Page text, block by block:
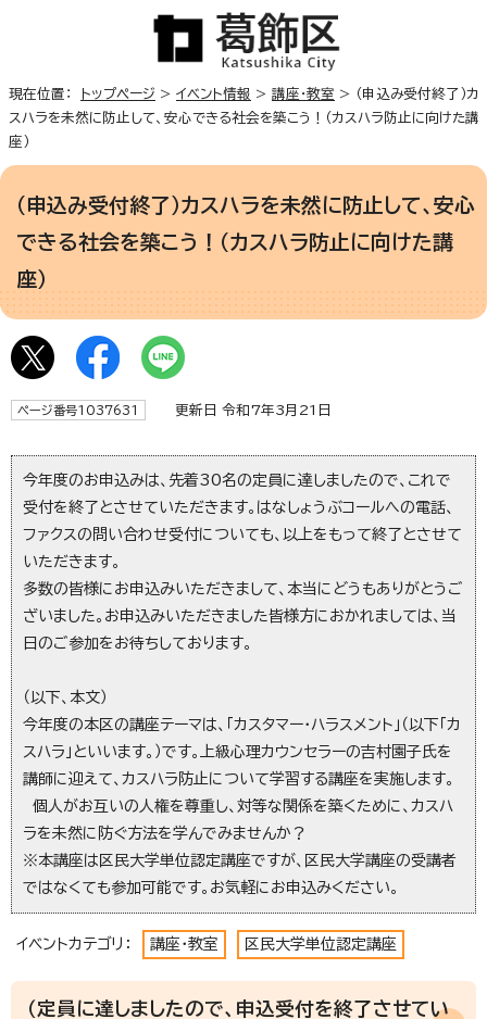
現在位置： トップページ > イベント情報 > 講座・教室 > （申込み受付終了）カ
スハラを未然に防止して、安心できる社会を築こう！（カスハラ防止に向けた講
座）
（申込み受付終了）カスハラを未然に防止して、安心
できる社会を築こう！（カスハラ防止に向けた講
座）
ページ番号1037631 更新日 令和7年3月21日
今年度のお申込みは、先着30名の定員に達しましたので、これで
受付を終了とさせていただきます。はなしょうぶコールへの電話、
ファクスの問い合わせ受付についても、以上をもって終了とさせて
いただきます。
多数の皆様にお申込みいただきまして、本当にどうもありがとうご
ざいました。お申込みいただきました皆様方におかれましては、当
日のご参加をお待ちしております。
（以下、本文）
今年度の本区の講座テーマは、「カスタマー・ハラスメント」（以下「カ
スハラ」といいます。）です。上級心理カウンセラーの吉村園子氏を
講師に迎えて、カスハラ防止について学習する講座を実施します。
個人がお互いの人権を尊重し、対等な関係を築くために、カスハ
ラを未然に防ぐ方法を学んでみませんか？
※本講座は区民大学単位認定講座ですが、区民大学講座の受講者
ではなくても参加可能です。お気軽にお申込みください。
イベントカテゴリ： 講座・教室 区民大学単位認定講座
（定員に達しましたので、申込受付を終了させてい